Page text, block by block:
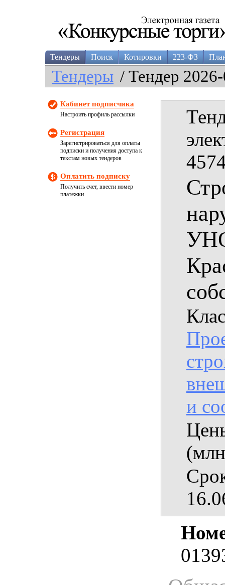
Тендеры Поиск Котировки 223-ФЗ
Тендеры / Тендер
Кабинет подписчика
Настроить профиль рассылки
Регистрация
Зарегистрироваться для оплаты
подписки и получения доступа к
текстам новых тендеров
Оплатить подписку
Получить счет, ввести номер
платежки
и